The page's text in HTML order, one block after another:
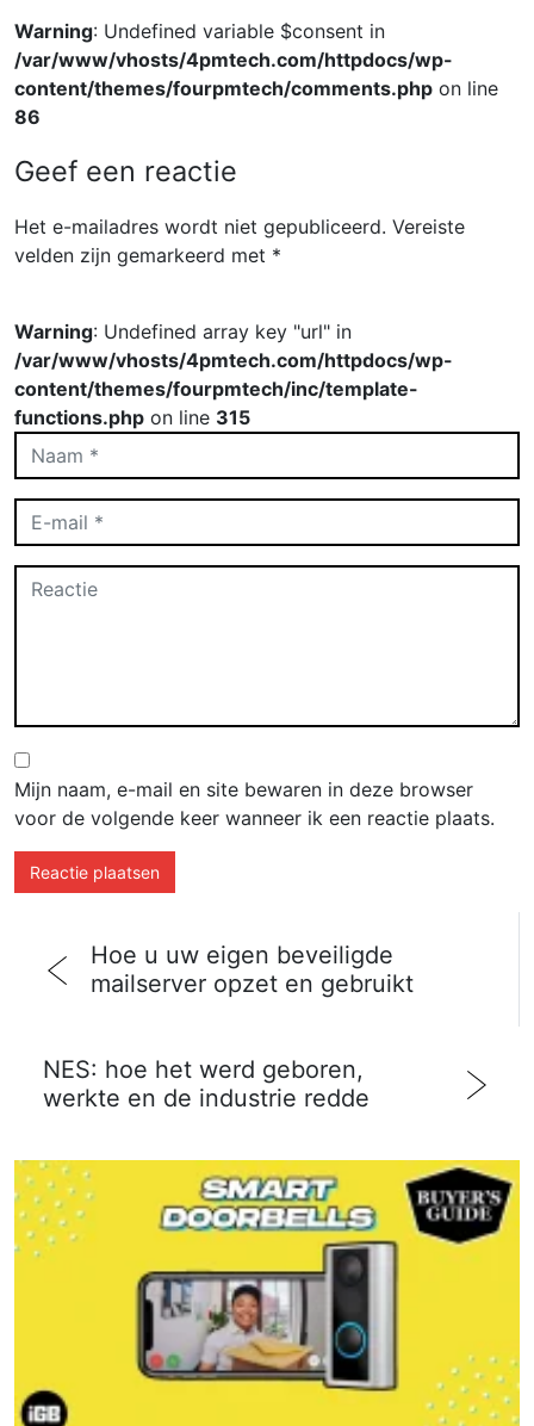
Warning: Undefined variable $consent in
/var/www/vhosts/4pmtech.com/httpdocs/wp-
content/themes/fourpmtech/comments.php on line
86
Geef een reactie
Het e-mailadres wordt niet gepubliceerd. Vereiste
velden zijn gemarkeerd met *
Warning: Undefined array key "url" in
/var/www/vhosts/4pmtech.com/httpdocs/wp-
content/themes/fourpmtech/inc/template-
functions.php on line 315
Mijn naam, e-mail en site bewaren in deze browser
voor de volgende keer wanneer ik een reactie plaats.
Hoe u uw eigen beveiligde
mailserver opzet en gebruikt
NES: hoe het werd geboren,
werkte en de industrie redde